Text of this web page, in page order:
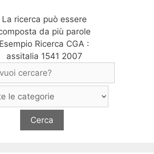
La ricerca può essere
da più parole
Esempio Ricerca CGA :
assitalia 1541 2007